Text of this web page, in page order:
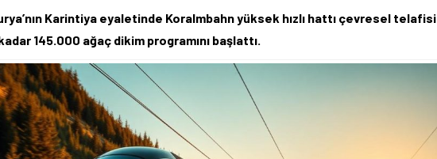
Karintiya eyaletinde Koralmbahn yüksek hızlı hattı çevresel telafisi
145.000 ağaç dikim programını başlattı.